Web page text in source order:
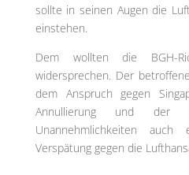
sollte in seinen Augen die
einstehen.
Dem wollten die BGH-
widersprechen. Der
dem Anspruch gegen
Annullierung und der
Unannehmlichkeiten auch
Verspätung gegen die